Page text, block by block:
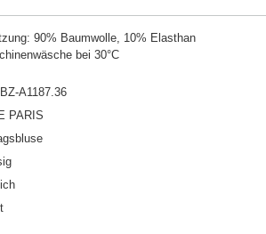
90% Baumwolle, 10% Elasthan
bei 30°C
A1187.36
PARIS